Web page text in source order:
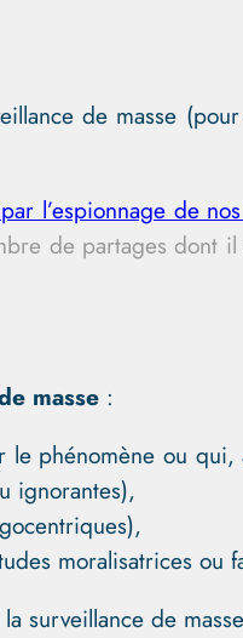
de masse
l’espionnage de
de partages dont il
masse :
le phénomène ou qui,
ignorantes),
moralisatrices ou
surveillance de